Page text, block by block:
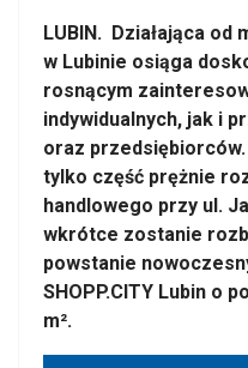
LUBIN. Działająca od
w Lubinie osiąga
rosnącym
indywidualnych, jak i
oraz
tylko część prężnie
handlowego przy ul.
wkrótce zostanie
powstanie
SHOPP.CITY Lubin o
m².